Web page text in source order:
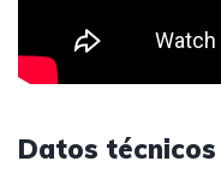
Datos técnicos